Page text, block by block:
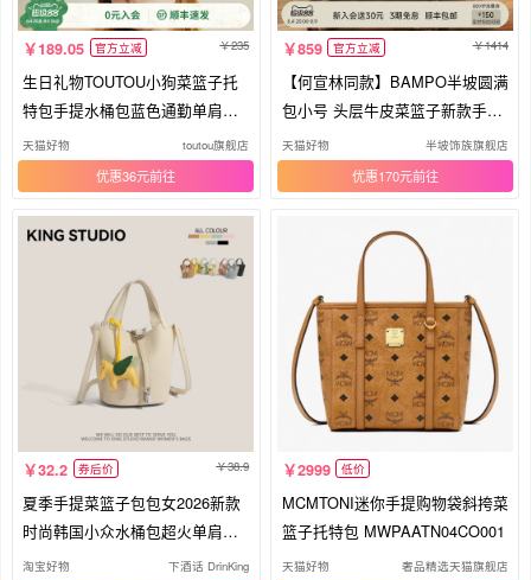
189.05 官方立减 235
生日礼物TOUTOU小狗菜篮子托
特包手提水桶包蓝色通勤单肩斜
挎包女
天猫好物 toutou旗舰店
优惠36元
859 官方立减 1414
【何宣林同款】BAMPO半坡圆满
包小号 头层牛皮菜篮子新款手提
斜挎
天猫好物 半坡饰族旗舰店
优惠170元
32.2 券后价 38.9
夏季手提菜篮子包包女2026新款
时尚韩国小众水桶包超火单肩斜
挎包
淘宝好物 下酒话 DrinKing
2999 低价
MCMTONI迷你手提购物袋斜挎菜
篮子托特包 MWPAATN04CO001
天猫好物 奢品精选天猫旗舰店